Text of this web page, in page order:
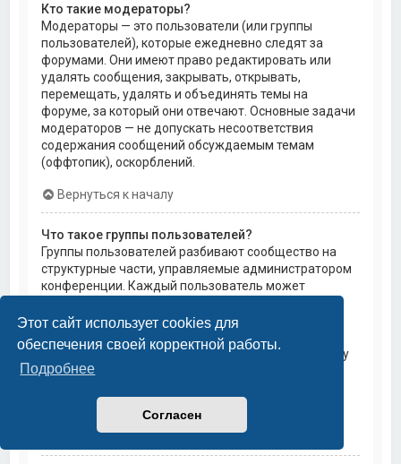
Этот сайт использует cookies для
обеспечения своей корректной работы.
Подробнее
Согласен
Кто такие модераторы?
Модераторы — это пользователи (или группы
пользователей), которые ежедневно следят за
форумами. Они имеют право редактировать или
удалять сообщения, закрывать, открывать,
перемещать, удалять и объединять темы на
форуме, за который они отвечают. Основные задачи
модераторов — не допускать несоответствия
содержания сообщений обсуждаемым темам
(оффтопик), оскорблений.
Вернуться к началу
Что такое группы пользователей?
Группы пользователей разбивают сообщество на
структурные части, управляемые администратором
конференции. Каждый пользователь может
могут быть назначены индивидуальные права
доступа. Это облегчает администраторам
назначение прав доступа одновременно большому
количеству пользователей, например, изменение
пользователям доступа к приватным форумам.
Вернуться к началу